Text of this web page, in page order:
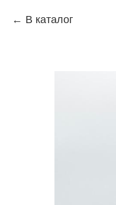
В каталог